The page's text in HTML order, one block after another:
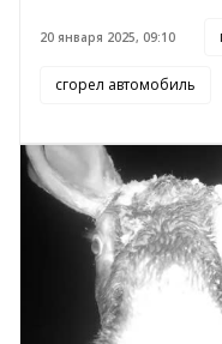
20 января 2025, 09:10
сгорел автомобиль